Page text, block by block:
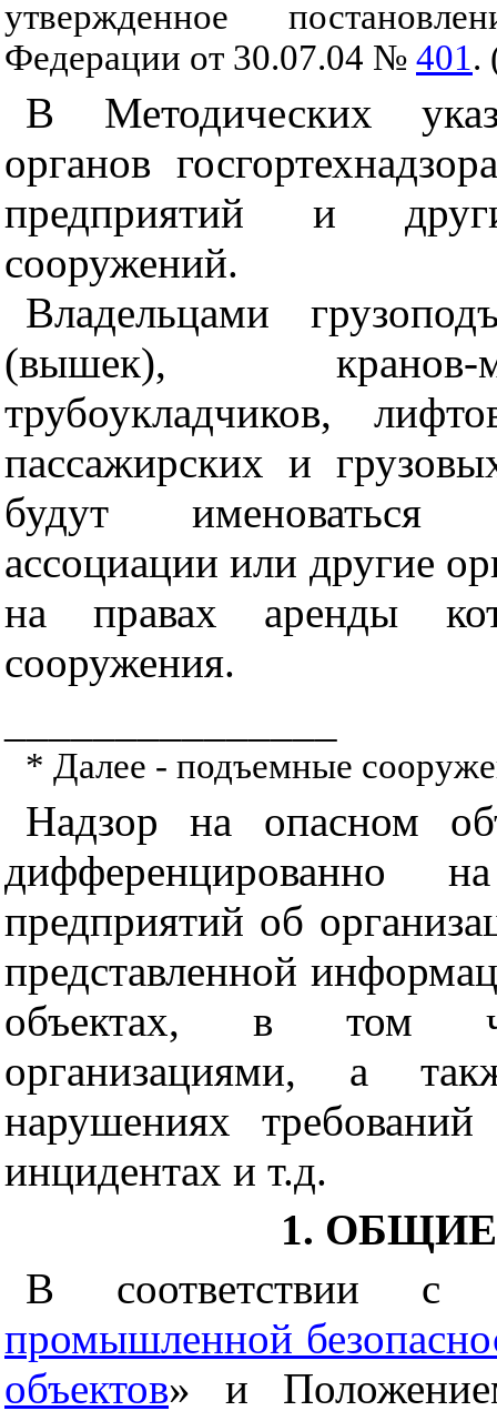
утвержденное
Федерации от 30.07.04 № 401.
В Методических
органов
предприятий и
сооружений.
Владельцами
(вышек), кранов-
трубоукладчиков,
пассажирских и
будут именоваться
ассоциации или другие
на правах аренды
сооружения.
* Далее - подъемные
Надзор на опасном
дифференцированно
предприятий об
представленной
объектах, в том
организациями, а
нарушениях
инцидентах и т.д.
1.
В соответствии с
промышленной
объектов» и